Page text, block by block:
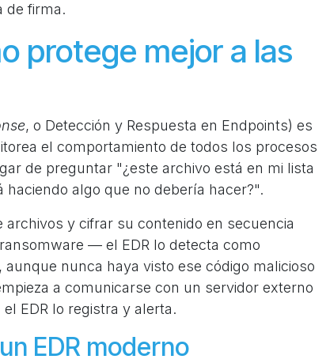
de firma.
protege mejor a las
, o Detección y Respuesta en Endpoints) es
el comportamiento de todos los procesos
de preguntar "¿este archivo está en mi lista
algo que no debería hacer?".
y cifrar su contenido en secuencia
— el EDR lo detecta como
nunca haya visto ese código malicioso
a comunicarse con un servidor externo
EDR lo registra y alerta.
EDR moderno